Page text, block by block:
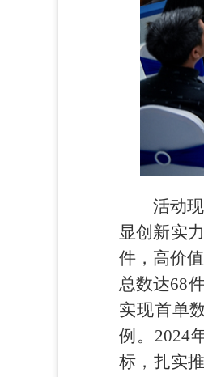
活动
显创新实
件，高价
总数达68
实现首单
例。2024
标，扎实